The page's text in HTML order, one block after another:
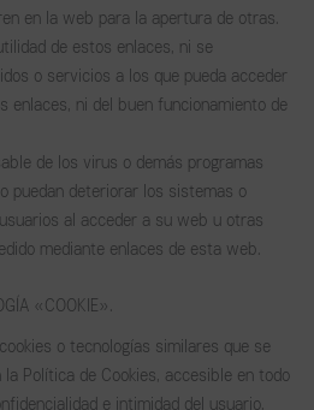
en la web para la apertura de otras.
de estos enlaces, ni se
o servicios a los que pueda acceder
enlaces, ni del buen funcionamiento de
de los virus o demás programas
puedan deteriorar los sistemas o
al acceder a su web u otras
mediante enlaces de esta web.
«COOKIE».
o tecnologías similares que se
Política de Cookies, accesible en todo
e intimidad del usuario,